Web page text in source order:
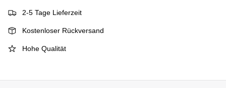
2-5 Tage Lieferzeit
Kostenloser Rückversand
Hohe Qualität